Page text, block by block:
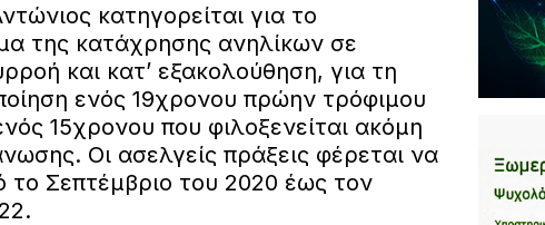
κατηγορείται για το
της κατάχρησης ανηλίκων σε
και κατ’ εξακολούθηση, για τη
ενός 19χρονου πρώην τρόφιμου
15χρονου που φιλοξενείται ακόμη
Οι ασελγείς πράξεις φέρεται να
Σεπτέμβριο του 2020 έως τον